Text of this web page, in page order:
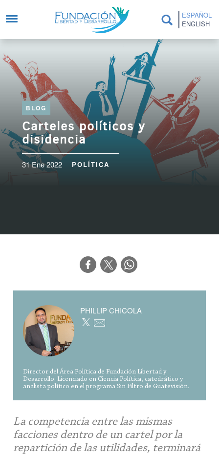
ESPAÑOL
ENGLISH
BLOG
Carteles políticos y
disidencia
31 Ene 2022 POLÍTICA
La competencia entre las mismas
facciones dentro de un cartel por la
repartición de las utilidades, terminará
PHILLIP CHICOLA
Director del Área Política de Fundación Libertad y
Desarrollo. Licenciado en Ciencia Política, catedrático y
analista político en el programa Sin Filtro de Guatevisión.